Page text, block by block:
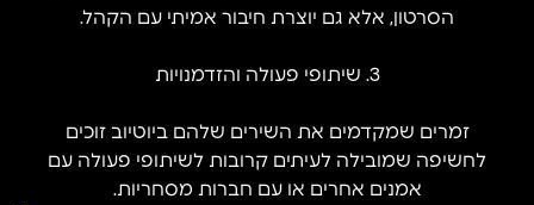
הסרטון, אלא גם יוצרת חיבור אמיתי עם הקהל.
3. שיתופי פעולה והזדמנויות
זמרים שמקדמים את השירים שלהם ביוטיוב זוכים
לחשיפה שמובילה לעיתים קרובות לשיתופי פעולה עם
אמנים אחרים או עם חברות מסחריות.